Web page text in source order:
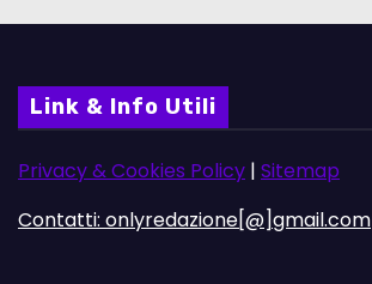
Link & Info Utili
Privacy & Cookies Policy | Sitemap
Contatti: onlyredazione[@]gmail.com